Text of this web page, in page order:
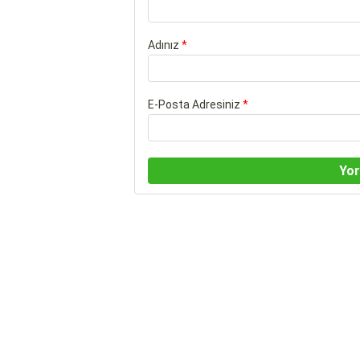
Adınız *
E-Posta Adresiniz *